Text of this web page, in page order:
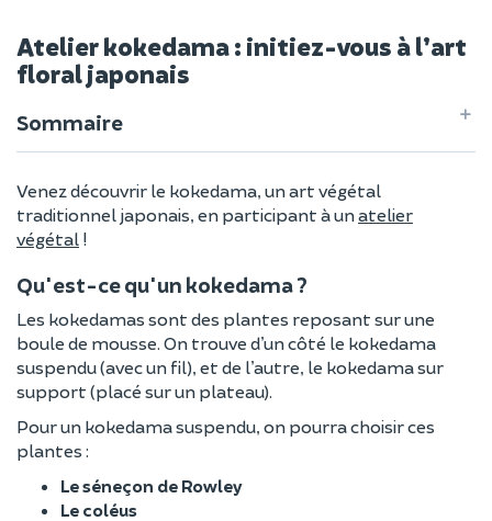
Atelier kokedama : initiez-vous à l’art
floral japonais
Sommaire
Venez découvrir le kokedama, un art végétal
traditionnel japonais, en participant à unatelier
végétal !
Qu'est-ce qu'un kokedama ?
Les kokedamas sont des plantes reposant sur une
boule de mousse. On trouve d’un côté le kokedama
suspendu (avec un fil), et de l’autre, le kokedama sur
support (placé sur un plateau).
Pour un kokedama suspendu, on pourra choisir ces
plantes :
Le séneçon de Rowley
Le coléus